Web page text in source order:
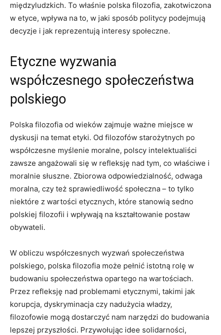
⁤międzyludzkich. To właśnie polska‍ filozofia, zakotwiczona
w⁣ etyce, wpływa ‌na to, w jaki⁢ sposób ​politycy‌ podejmują
decyzje⁣ i jak reprezentują interesy społeczne.
Etyczne wyzwania
‌współczesnego społeczeństwa
polskiego
Polska filozofia ⁢od wieków zajmuje ważne miejsce w
dyskusji na temat etyki. Od filozofów starożytnych ‌po
współczesne‍ myślenie moralne, polscy intelektualiści
zawsze angażowali się w refleksję nad tym, co ⁢właściwe i
moralnie słuszne. Zbiorowa ‌odpowiedzialność,⁣ odwaga
moralna, czy też sprawiedliwość społeczna – to tylko
⁣niektóre z wartości etycznych, które stanowią sedno
polskiej filozofii‍ i wpływają ‌na kształtowanie postaw⁣
obywateli.
W ​obliczu‌ współczesnych wyzwań‌ społeczeństwa
polskiego, polska​ filozofia może pełnić istotną rolę w⁢
budowaniu społeczeństwa opartego na wartościach.
Przez refleksję nad problemami etycznymi, takimi jak
korupcja, dyskryminacja czy nadużycia władzy,
filozofowie mogą dostarczyć nam narzędzi ⁢do budowania‍
lepszej przyszłości. Przywołując idee solidarności,